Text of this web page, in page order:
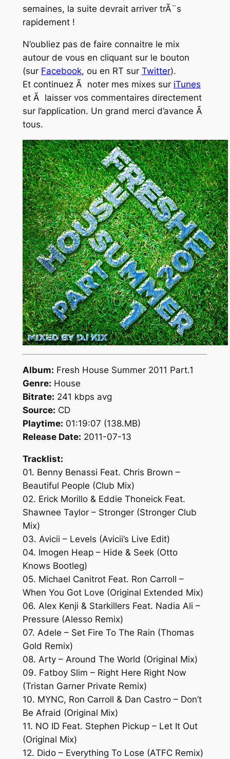
semaines, la suite devrait arriver trÃ¨s
rapidement !
N’oubliez pas de faire connaitre le mix
autour de vous en cliquant sur le bouton
(sur Facebook, ou en RT sur Twitter).
Et continuez Ã noter mes mixes sur iTunes
et Ã laisser vos commentaires directement
sur l’application. Un grand merci d’avance Ã
tous.
Album: Fresh House Summer 2011 Part.1
Genre: House
Bitrate: 241 kbps avg
Source: CD
Playtime: 01:19:07 (138.MB)
Release Date: 2011-07-13
Tracklist:
01. Benny Benassi Feat. Chris Brown –
Beautiful People (Club Mix)
02. Erick Morillo & Eddie Thoneick Feat.
Shawnee Taylor – Stronger (Stronger Club
Mix)
03. Avicii – Levels (Avicii’s Live Edit)
04. Imogen Heap – Hide & Seek (Otto
Knows Bootleg)
05. Michael Canitrot Feat. Ron Carroll –
When You Got Love (Original Extended Mix)
06. Alex Kenji & Starkillers Feat. Nadia Ali –
Pressure (Alesso Remix)
07. Adele – Set Fire To The Rain (Thomas
Gold Remix)
08. Arty – Around The World (Original Mix)
09. Fatboy Slim – Right Here Right Now
(Tristan Garner Private Remix)
10. MYNC, Ron Carroll & Dan Castro – Don’t
Be Afraid (Original Mix)
11. NO ID Feat. Stephen Pickup – Let It Out
(Original Mix)
12. Dido – Everything To Lose (ATFC Remix)